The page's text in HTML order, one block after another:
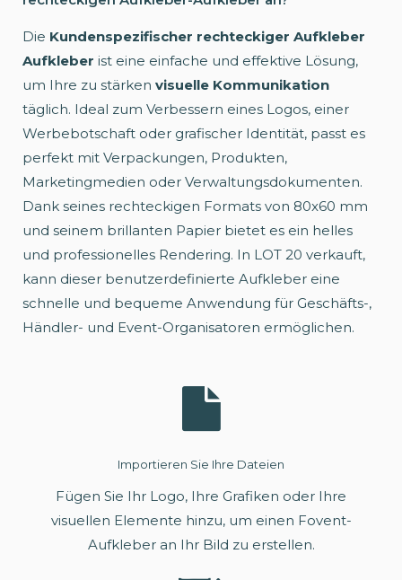
Die Kundenspezifischer rechteckiger Aufkleber
Aufkleber ist eine einfache und effektive Lösung,
um Ihre zu stärken visuelle Kommunikation
täglich. Ideal zum Verbessern eines Logos, einer
Werbebotschaft oder grafischer Identität, passt es
perfekt mit Verpackungen, Produkten,
Marketingmedien oder Verwaltungsdokumenten.
Dank seines rechteckigen Formats von 80x60 mm
und seinem brillanten Papier bietet es ein helles
und professionelles Rendering. In LOT 20 verkauft,
kann dieser benutzerdefinierte Aufkleber eine
schnelle und bequeme Anwendung für Geschäfts-,
Händler- und Event-Organisatoren ermöglichen.
Importieren Sie Ihre Dateien
Fügen Sie Ihr Logo, Ihre Grafiken oder Ihre
visuellen Elemente hinzu, um einen Fovent-
Aufkleber an Ihr Bild zu erstellen.